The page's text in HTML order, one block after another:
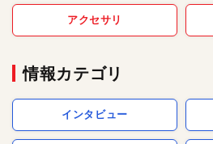
アクセサリ
情報カテゴリ
インタビュー